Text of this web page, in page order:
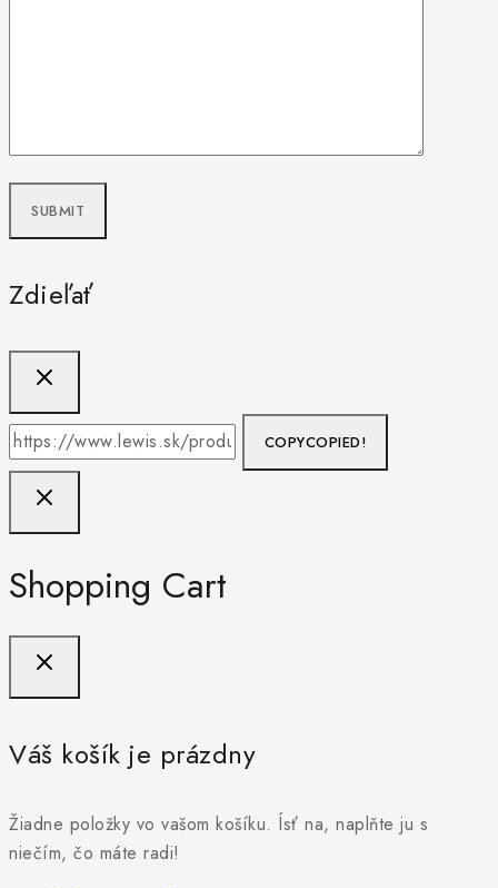
Zdieľať
COPYCOPIED!
Shopping Cart
Váš košík je prázdny
Žiadne položky vo vašom košíku. Ísť na, naplňte ju s
niečím, čo máte radi!